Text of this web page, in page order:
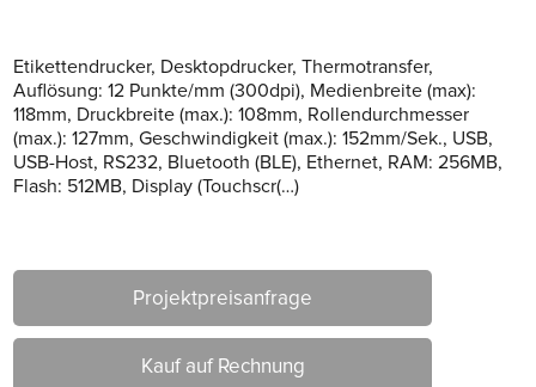
Etikettendrucker, Desktopdrucker, Thermotransfer,
Auflösung: 12 Punkte/mm (300dpi), Medienbreite (max):
118mm, Druckbreite (max.): 108mm, Rollendurchmesser
(max.): 127mm, Geschwindigkeit (max.): 152mm/Sek., USB,
USB-Host, RS232, Bluetooth (BLE), Ethernet, RAM: 256MB,
Flash: 512MB, Display (Touchscr(…)
Projektpreisanfrage
Kauf auf Rechnung